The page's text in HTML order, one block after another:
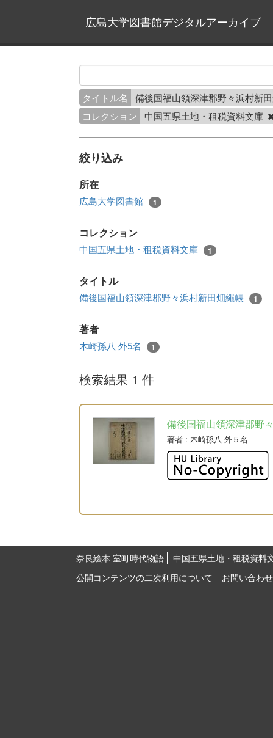
広島大学図書館デジタルアーカイブ
タイトル名
備後国福山領深津郡野々浜村新
コレクション
中国五県土地・租税資料文庫
絞り込み
所在
広島大学図書館 1
コレクション
中国五県土地・租税資料文庫 1
タイトル
備後国福山領深津郡野々浜村新田畑繩帳 1
著者
木崎孫八 外5名 1
検索結果 1 件
備後国福山領深津郡野
著者 : 木崎孫八 外５名
奈良絵本 室町時代物語
中国五県土地・租税資料
公開コンテンツの二次利用について
お問い合わせ